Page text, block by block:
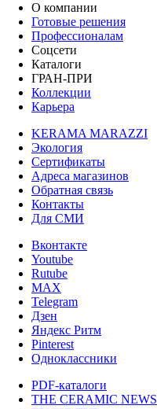
О компании
Готовые решения
Профессионалам
Соцсети
Каталоги
ГРАН-ПРИ
Коллекции
Карьера
KERAMA MARAZZI
Экология
Сертификаты
Адреса магазинов
Обратная связь
Контакты
Для СМИ
Вконтакте
Youtube
Rutube
MAX
Telegram
Дзен
Яндекс Ритм
Pinterest
Одноклассники
PDF-каталоги
THE CERAMIC NEWS